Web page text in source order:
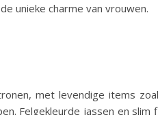
unieke charme van vrouwen.
met levendige items
Felgekleurde jassen en slim